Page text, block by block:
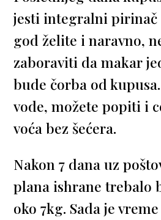
jesti integralni pirinač
god želite i naravno,
zaboraviti da makar
bude čorba od
vode, možete popiti i
voća bez šećera.
Nakon 7 dana uz
plana ishrane trebalo
oko 7kg. Sada je